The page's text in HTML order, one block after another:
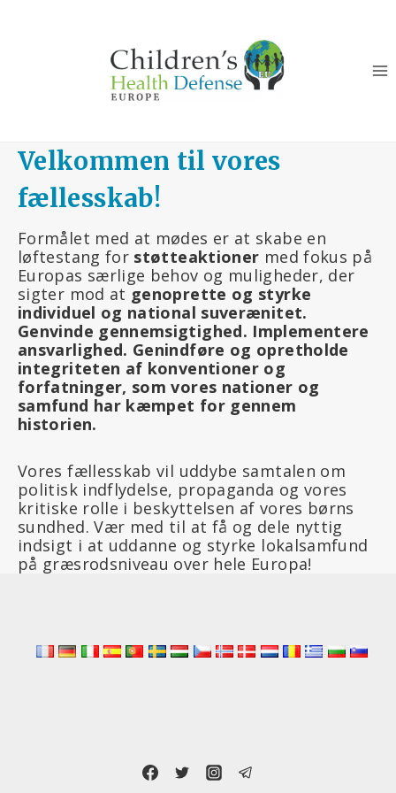
Velkommen til vores
fællesskab!
Formålet med at mødes er at skabe en
løftestang for støtteaktioner med fokus på
Europas særlige behov og muligheder, der
sigter mod at genoprette og styrke
individuel og national suverænitet.
Genvinde gennemsigtighed. Implementere
ansvarlighed. Genindføre og opretholde
integriteten af konventioner og
forfatninger, som vores nationer og
samfund har kæmpet for gennem
historien.
Vores fællesskab vil uddybe samtalen om
politisk indflydelse, propaganda og vores
kritiske rolle i beskyttelsen af vores børns
sundhed. Vær med til at få og dele nyttig
indsigt i at uddanne og styrke lokalsamfund
på græsrodsniveau over hele Europa!